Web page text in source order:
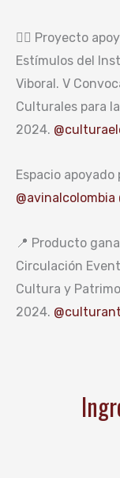
👉🏻 Proyecto
Estímulos del
Viboral. V
Culturales para
2024.
Espacio apoyado
@avinalcolombia
📍 Producto
Circulación
Cultura y
2024.